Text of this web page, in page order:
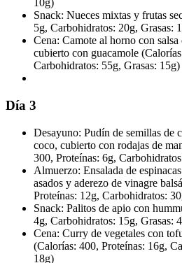
10g)
Snack: Nueces mixtas y frutas
5g, Carbohidratos: 20g, Grasas:
Cena: Camote al horno con
cubierto con guacamole
Carbohidratos: 55g, Grasas: 15g)
Día 3
Desayuno: Pudín de semillas de
coco, cubierto con rodajas de
300, Proteínas: 6g,
Almuerzo: Ensalada de
asados y aderezo de vinagre
Proteínas: 12g, Carbohidratos:
Snack: Palitos de apio con
4g, Carbohidratos: 15g, Grasas:
Cena: Curry de vegetales con
(Calorías: 400, Proteínas: 16g,
18g)